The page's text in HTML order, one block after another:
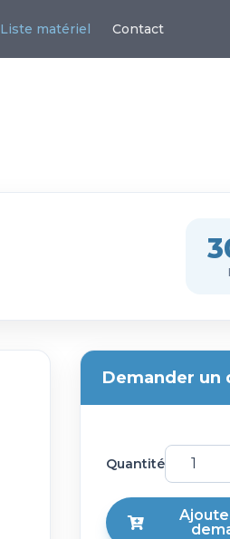
Liste matériel Contact
Demander un
Quantité